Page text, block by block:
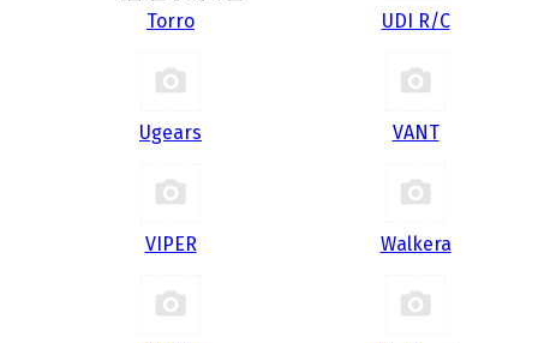
Torro UDI R/С
Ugears VANT
VIPER Walkera